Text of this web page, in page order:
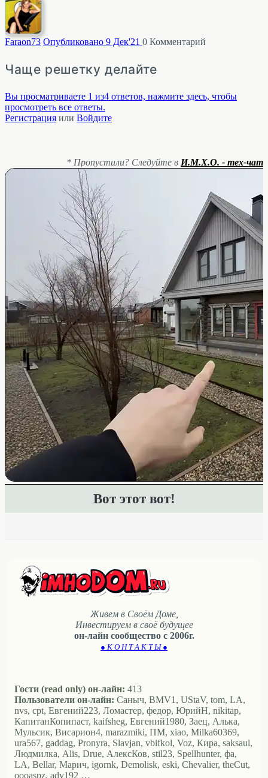
Faraon73 Опубликовано 9 Дек'21 0 Комментарий
Чаще решетку делайте
Вы просматриваете 1 из4 ответов, нажмите здесь, чтобы
просмотреть все ответы.
Регистрация или Войдите
* Пропустили? Следуйте в И.М.Х.О. - тех-чат
Вот этот вот!
Живем в Своём Доме,
Инвестируем в своё будущее
он-лайн сообщество с 2006г.
● К О Н Т А К Т Ы ●
Гости (read only) он-лайн: 413
Пользователи он-лайн: Саныч, BMV1, UStaV, tom, LA,
nvs, cpt, Евгений223, Ломастер, федор, ЮрийН, nikitap,
КапитанКопипаст, kaifsheg, Евгений1980, Заец, Алька,
Мульсик, Висариoн4, marazmiki, ПМ, xiao, Milka60369,
ura567, gaddag, Pronyra, Slavjan, vbifkol, Voz, Кира, saksaul,
Людмилка, Alis, Drue, АлексКов, stil23, Spellhunter, фа,
LA, Bellar, Марич, igornk, Demolisk, eski, Chevalier, theCut,
oooaspz, adv192 …